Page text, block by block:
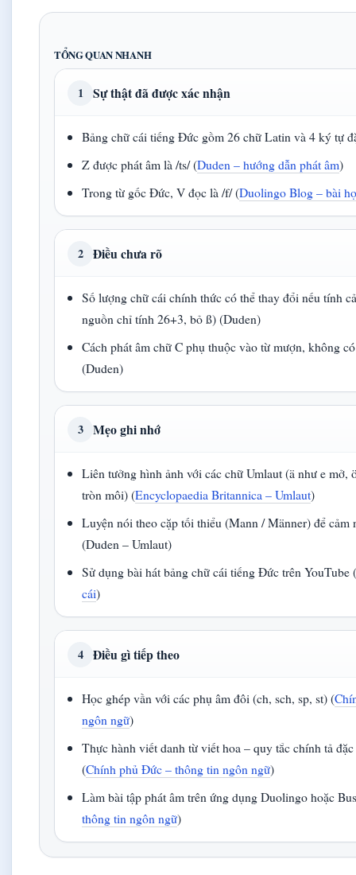
TỔNG QUAN NHANH
1 Sự thật đã được xác nhận
Bảng chữ cái tiếng Đức gồm 26 chữ Latin và 4 ký tự
Z được phát âm là /ts/ (Duden – hướng dẫn phát âm)
Trong từ gốc Đức, V đọc là /f/ (Duolingo Blog – bài
2 Điều chưa rõ
Số lượng chữ cái chính thức có thể thay đổi nếu tính
nguồn chỉ tính 26+3, bỏ ß) (Duden)
Cách phát âm chữ C phụ thuộc vào từ mượn, không
(Duden)
3 Mẹo ghi nhớ
Liên tưởng hình ảnh với các chữ Umlaut (ä như e mở,
tròn môi) (Encyclopaedia Britannica – Umlaut)
Luyện nói theo cặp tối thiểu (Mann / Männer) để cảm
(Duden – Umlaut)
Sử dụng bài hát bảng chữ cái tiếng Đức trên YouTube
cái)
4 Điều gì tiếp theo
Học ghép vần với các phụ âm đôi (ch, sch, sp, st) (
ngôn ngữ)
Thực hành viết danh từ viết hoa – quy tắc chính tả
(Chính phủ Đức – thông tin ngôn ngữ)
Làm bài tập phát âm trên ứng dụng Duolingo hoặc
thông tin ngôn ngữ)